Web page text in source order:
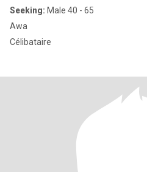
Seeking: Male 40 - 65
Awa
Célibataire